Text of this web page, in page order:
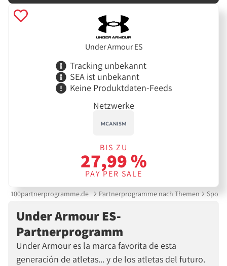
Under Armour ES
Tracking unbekannt
SEA ist unbekannt
Keine Produktdaten-Feeds
Netzwerke
BIS ZU
27,99 %
PAY PER SALE
100partnerprogramme.de Partnerprogramme nach Themen Sport
Under Armour ES-
Partnerprogramm
Under Armour es la marca favorita de esta
generación de atletas... y de los atletas del futuro.